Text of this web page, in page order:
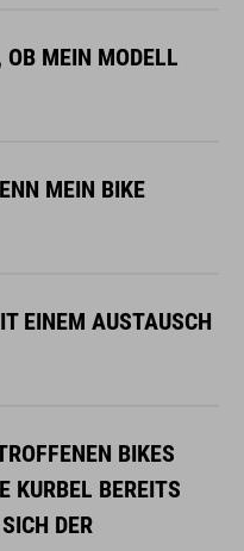
OB MEIN MODELL
MEIN BIKE
EINEM AUSTAUSCH
BIKES
KURBEL BEREITS
DER